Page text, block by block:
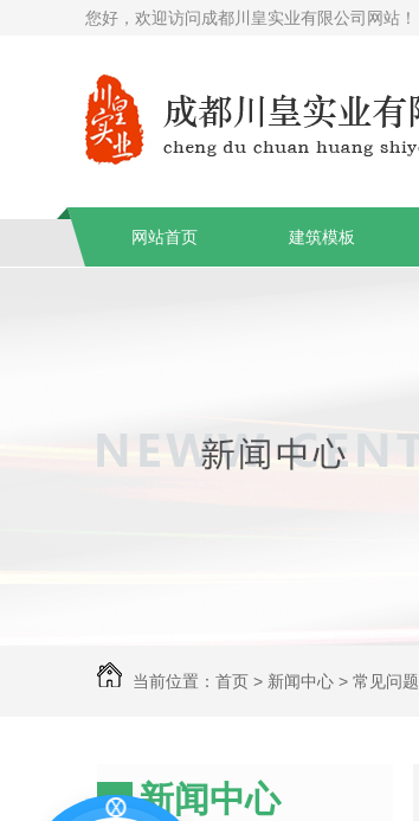
您好，欢迎访问成都川皇实业有限公司网站！
网站首页 建筑模板
当前位置： 首页 > 新闻中心 > 常见问题
新闻中心